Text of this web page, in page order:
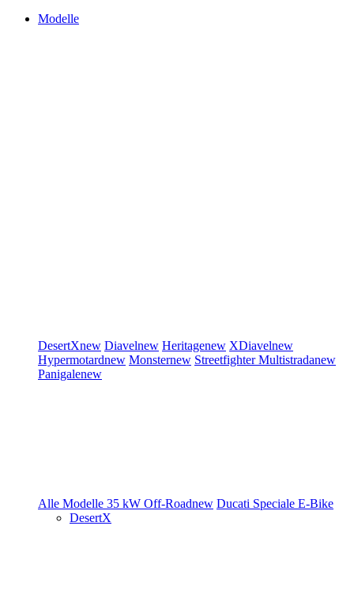
Modelle
DesertXnew Diavelnew Heritagenew XDiavelnew
Hypermotardnew Monsternew StreetfighterMultistradanew
Panigalenew
Alle Modelle 35 kW Off-Roadnew Ducati Speciale E-Bike
DesertX